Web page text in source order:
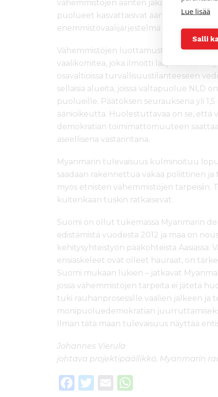
Lue lisää
Salli
vähemmistöjen äänten jakautumista
puolueet kasvattaisivat äänimääriään
enemmistövaalijärjestelmä suosii
Vähemmistöjen luottamusta
vaalikomitea, joka ilmoitti laajoista
osavaltioissa turvallisuustilanteeseen
sellaisia alueita, joissa valtapuolue NLD
puolueille. Päätöksen seurauksena yli
äänioikeutta. Huolestuttavaa on se,
demokratian toimimattomuuteen
aseellisena vastarintana.
Myanmarin tulevaisuus kulminoituu
saadaan rakennettua vakaa poliittinen
myös etnisten vähemmistöjen tarpeisiin.
kuitenkaan tuskin ratkaisevat.
Suomi on ollut tukemassa Myanmarin
edistämistä vuodesta 2012 ja maa on
kehitysyhteistyön pääkohteista Aasiassa.
ensiaskeleet ovat olleet hauraat, on
Suomi mukaan lukien – jatkavat
jossa vähemmistöjen tarpeita ei jätetä
tuki rauhanprosessille vaalien jälkeen ja
monipuoluedemokratian
Ilman tätä maan tulevaisuus näyttää
Johannes Vierula
johtava projektipäällikkö, Myanmarin
F
T
E